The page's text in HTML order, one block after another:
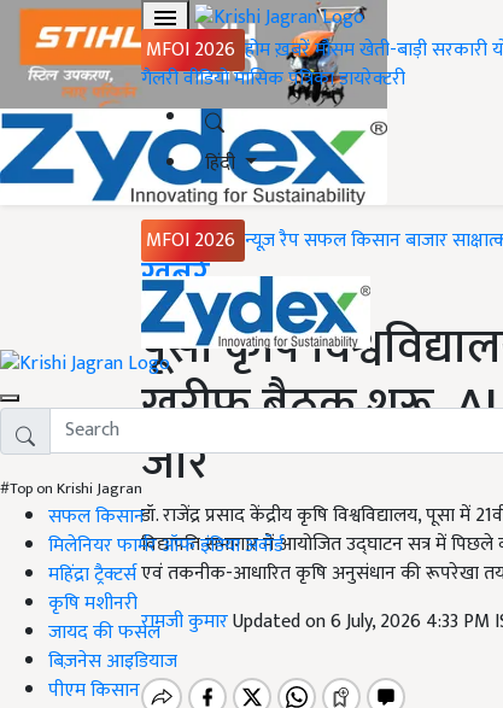
MFOI 2026 होमख़बरेंमौसमखेती-बाड़ीसरकारी
गैलरीवीडियोमासिक पत्रिकाडायरेक्टरी
हिंदी
MFOI 2026 न्यूज़ रैपसफल किसानबाजार
#Top on Krishi Jagran
सफल किसान
मिलेनियर फार्मर ऑफ इंडिया अवॉर्ड
महिंद्रा ट्रैक्टर्स
कृषि मशीनरी
जायद की फसल
बिज़नेस आइडियाज
पीएम किसान
Home
ख़बरें
पूसा कृषि
खरीफ बैठक शुरू,
जोर
डॉ. राजेंद्र प्रसाद केंद्रीय कृषि विश्वविद्यालय,
विद्यापति सभागार में आयोजित उद्घाटन सत्र में
एवं तकनीक-आधारित कृषि अनुसंधान की रूपरेखा तय
रामजी कुमारUpdated on 6 July, 2026 4:33 PM